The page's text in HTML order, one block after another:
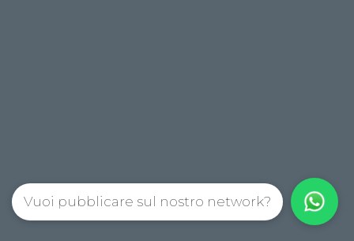
Vuoi pubblicare sul nostro network?